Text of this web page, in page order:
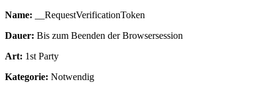
Name: __RequestVerificationToken
Dauer: Bis zum Beenden der Browsersession
Art: 1st Party
Kategorie: Notwendig